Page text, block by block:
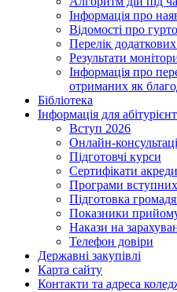
Інформація про
Відомості про
Перелік
Результати
Інформація про
отриманих як
Бібліотека
Інформація для
Вступ 2026
Онлайн-
Підготовчі курси
Сертифікати
Програми вступних
Підготовка
Показники
Накази на
Телефон довіри
Державні закупівлі
Карта сайту
Контакти та адреса